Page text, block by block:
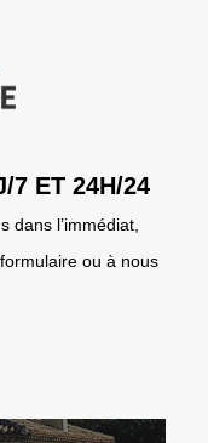
7 ET 24H/24
dans l’immédiat,
ou à nous